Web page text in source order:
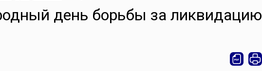
день борьбы за ликвидацию